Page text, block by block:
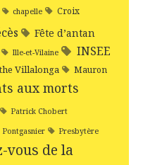
chapelle Croix
Fête d’antan
Ille-et-Vilaine INSEE
Villalonga Mauron
aux morts
Patrick Chobert
Pontgasnier Presbytère
vous de la